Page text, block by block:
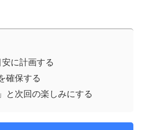
安に計画する
確保する
と次回の楽しみにする